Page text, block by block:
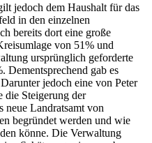
jedoch dem Haushalt für das
in den einzelnen
bereits dort eine große
von 51% und
ursprünglich geforderte
Dementsprechend gab es
jedoch eine von Peter
die Steigerung der
neue Landratsamt von
begründet werden und wie
könne. Die Verwaltung